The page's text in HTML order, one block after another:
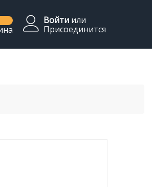
Войти или
Присоединится